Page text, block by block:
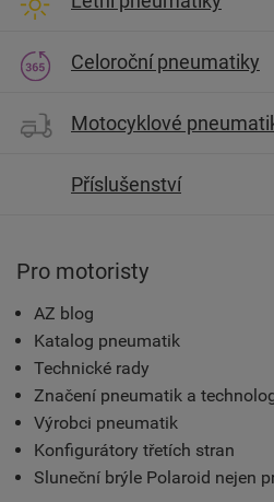
Celoroční pneumatiky
Motocyklové
Příslušenství
Pro motoristy
AZ blog
Katalog pneumatik
Technické rady
Značení pneumatik a
Výrobci pneumatik
Konfigurátory třetích stran
Sluneční brýle Polaroid nejen